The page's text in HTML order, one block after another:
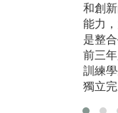
和創
能力
是整
前三年
訓練
獨立